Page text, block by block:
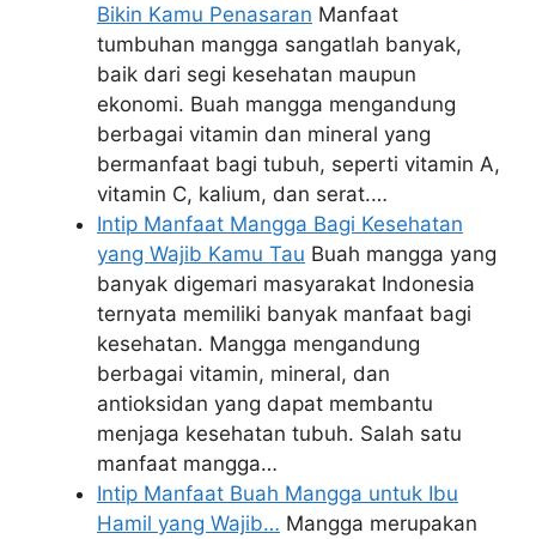
Bikin Kamu Penasaran Manfaat
tumbuhan mangga sangatlah banyak,
baik dari segi kesehatan maupun
ekonomi. Buah mangga mengandung
berbagai vitamin dan mineral yang
bermanfaat bagi tubuh, seperti vitamin A,
vitamin C, kalium, dan serat.…
Intip Manfaat Mangga Bagi Kesehatan
yang Wajib Kamu Tau Buah mangga yang
banyak digemari masyarakat Indonesia
ternyata memiliki banyak manfaat bagi
kesehatan. Mangga mengandung
berbagai vitamin, mineral, dan
antioksidan yang dapat membantu
menjaga kesehatan tubuh. Salah satu
manfaat mangga…
Intip Manfaat Buah Mangga untuk Ibu
Hamil yang Wajib… Mangga merupakan